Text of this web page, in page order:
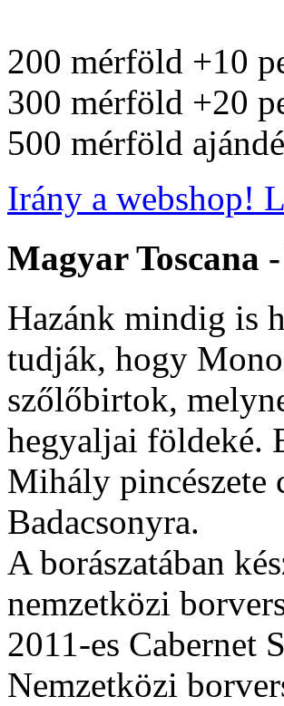
200 mérföld +10
300 mérföld +20
500 mérföld
Irány a webshop!
Magyar Toscana -
Hazánk mindig is
tudják, hogy
szőlőbirtok,
hegyaljai földeké.
Mihály pincészete
Badacsonyra.
A borászatában
nemzetközi
2011-es Cabernet
Nemzetközi